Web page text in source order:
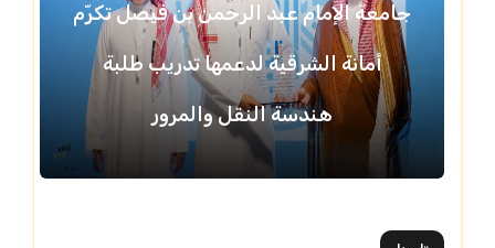
جامعة الإمام عبد الرحمن بن فيصل تكرّم
أمانة الشرقية لدعمها تدريب طلبة
هندسة النقل والمرور